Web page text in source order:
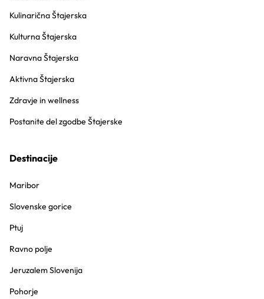
Kulinarična Štajerska
Kulturna Štajerska
Naravna Štajerska
Aktivna Štajerska
Zdravje in wellness
Postanite del zgodbe Štajerske
Destinacije
Maribor
Slovenske gorice
Ptuj
Ravno polje
Jeruzalem Slovenija
Pohorje